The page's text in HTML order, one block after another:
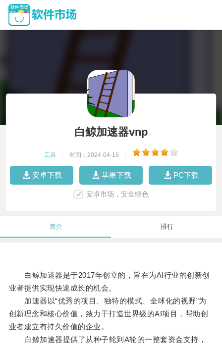
白鲸加速器vnp
工具 时间：2024-04-16
安卓下载 苹果下载 PC下载
安卓市场，安全绿色
简介 排行
白鲸加速器是于2017年创立的，旨在为AI行业的创新创
业者提供实现快速成长的机会。
加速器以“优秀的项目、独特的模式、全球化的视野”为
创新理念和核心价值，致力于打造世界级的AI项目，帮助创
业者建立有持久价值的企业。
白鲸加速器提供了从种子轮到A轮的一整套资金支持，